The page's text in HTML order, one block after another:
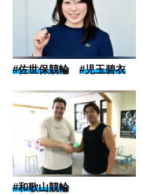
#佐世保競輪 #児玉碧衣
#和歌山競輪